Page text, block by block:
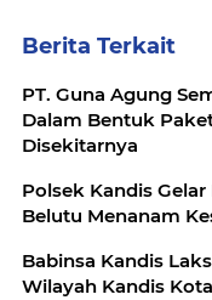
Berita Terkait
PT. Guna Agung
Dalam Bentuk
Disekitarnya
Polsek Kandis
Belutu Menanam
Babinsa Kandis
Wilayah Kandis Kota